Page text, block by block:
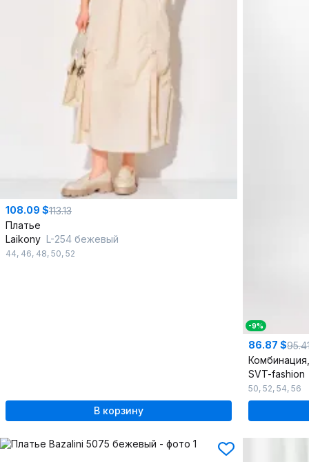
108.09 $113.13
Платье
Laikony L-254 бежевый
44, 46, 48, 50, 52
В корзину
-9%
86.87 $
SVT-fashion
50, 52, 54, 56